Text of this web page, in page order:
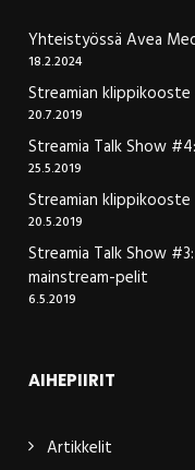
Yhteistyössä Avea
18.2.2024
Streamian
20.7.2019
Streamia Talk Show
25.5.2019
Streamian
20.5.2019
Streamia Talk Show
mainstream-pelit
6.5.2019
AIHEPIIRIT
Artikkelit